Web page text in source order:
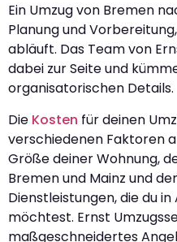
Ein Umzug von Bremen
Planung und
abläuft. Das Team von
dabei zur Seite und
organisatorischen Details.
Die Kosten für deinen
verschiedenen Faktoren
Größe deiner Wohnung,
Bremen und Mainz und
Dienstleistungen, die du
möchtest. Ernst
maßgeschneidertes